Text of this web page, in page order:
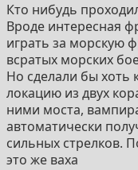
Кто нибудь
Вроде интересная
играть за морскую
всратых морских
Но сделали бы хоть
локацию из двух
ними моста,
автоматически
сильных стрелков.
это же ваха